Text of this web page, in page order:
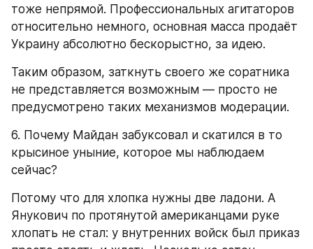
тоже непрямой. Профессиональных агитаторов
относительно немного, основная масса продаёт
Украину абсолютно бескорыстно, за идею.
Таким образом, заткнуть своего же соратника
не представляется возможным — просто не
предусмотрено таких механизмов модерации.
6. Почему Майдан забуксовал и скатился в то
крысиное уныние, которое мы наблюдаем
сейчас?
Потому что для хлопка нужны две ладони. А
Янукович по протянутой американцами руке
хлопать не стал: у внутренних войск был приказ